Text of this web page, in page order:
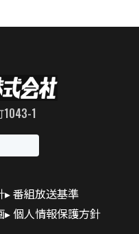
1
番組放送基準
個人情報保護方針